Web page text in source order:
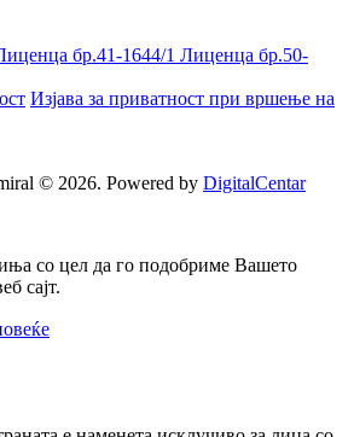
бр.41-1644/1 Лиценца бр.50-
Изјава за приватност при вршење на
© 2026. Powered by DigitalCentar
со цел да го подобриме Вашето
сајт.